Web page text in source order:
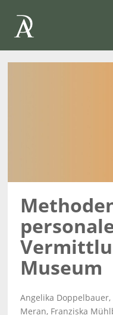
Museum
Angelika
Meran, Franziska